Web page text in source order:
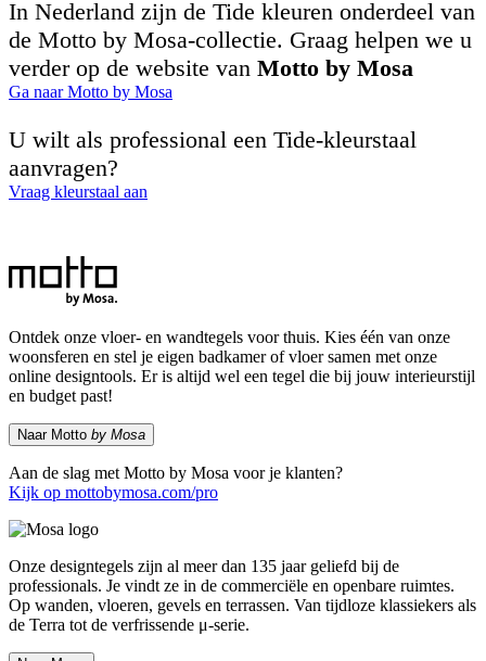
In Nederland zijn de Tide kleuren onderdeel van
de Motto by Mosa-collectie. Graag helpen we u
verder op de website van Motto by Mosa
Ga naar Motto by Mosa
U wilt als professional een Tide-kleurstaal
aanvragen?
Vraag kleurstaal aan
Ontdek onze vloer- en wandtegels voor thuis. Kies één van onze
woonsferen en stel je eigen badkamer of vloer samen met onze
online designtools. Er is altijd wel een tegel die bij jouw interieurstijl
en budget past!
Naar Motto by Mosa
Aan de slag met Motto by Mosa voor je klanten?
Kijk op mottobymosa.com/pro
Onze designtegels zijn al meer dan 135 jaar geliefd bij de
professionals. Je vindt ze in de commerciële en openbare ruimtes.
Op wanden, vloeren, gevels en terrassen. Van tijdloze klassiekers als
de Terra tot de verfrissende μ-serie.